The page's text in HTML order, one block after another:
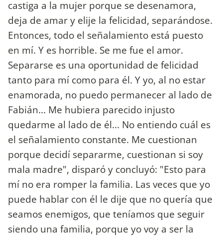
castiga a la mujer porque se desenamora,
deja de amar y elije la felicidad, separándose.
Entonces, todo el señalamiento está puesto
en mí. Y es horrible. Se me fue el amor.
Separarse es una oportunidad de felicidad
tanto para mí como para él. Y yo, al no estar
enamorada, no puedo permanecer al lado de
Fabián... Me hubiera parecido injusto
quedarme al lado de él... No entiendo cuál es
el señalamiento constante. Me cuestionan
porque decidí separarme, cuestionan si soy
mala madre", disparó y concluyó: "Esto para
mí no era romper la familia. Las veces que yo
puede hablar con él le dije que no quería que
seamos enemigos, que teníamos que seguir
siendo una familia, porque yo voy a ser la